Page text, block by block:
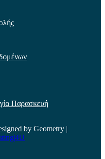
Παρασκευή
by Geometry |